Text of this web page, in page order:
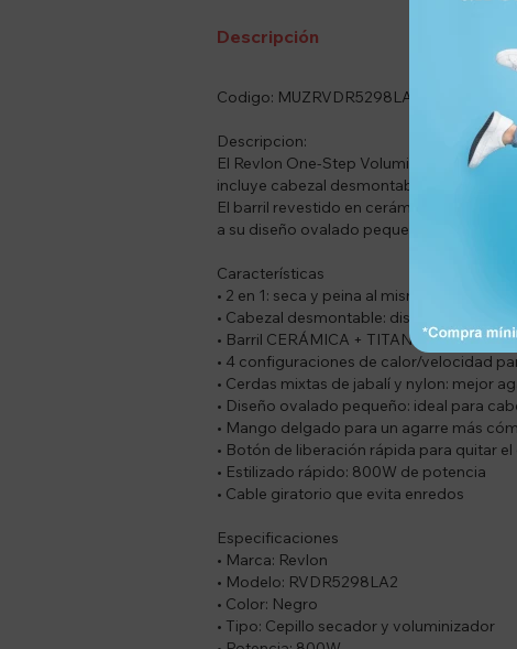
Descripción
Codigo: MUZRVDR5298LA2AV1
Descripcion:
El Revlon One-Step Volumizer Plus es la
incluye cabezal desmontable,
El barril revestido en cerámica,
a su diseño ovalado pequeño y sus
Características
• 2 en 1: seca y peina al mismo tiempo
• Cabezal desmontable: diseño más
• Barril CERÁMICA + TITANIO +
• 4 configuraciones de calor/velocidad
• Cerdas mixtas de jabalí y nylon: mejor
• Diseño ovalado pequeño: ideal para
• Mango delgado para un agarre más
• Botón de liberación rápida para quitar
• Estilizado rápido: 800W de potencia
• Cable giratorio que evita enredos
Especificaciones
• Marca: Revlon
• Modelo: RVDR5298LA2
• Color: Negro
• Tipo: Cepillo secador y voluminizador